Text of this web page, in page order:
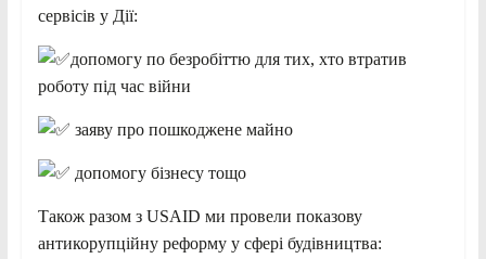
сервісів у Дії:
допомогу по безробіттю для тих, хто втратив
роботу під час війни
заяву про пошкоджене майно
допомогу бізнесу тощо
Також разом з USAID ми провели показову
антикорупційну реформу у сфері будівництва: